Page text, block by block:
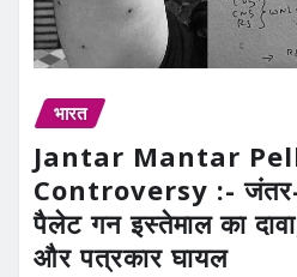
भारत
Jantar Mantar
Controversy :- जंतर-
पैलेट गन इस्तेमाल का
और पत्रकार घायल